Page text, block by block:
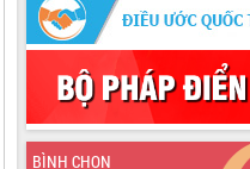
BÌNH CHỌN